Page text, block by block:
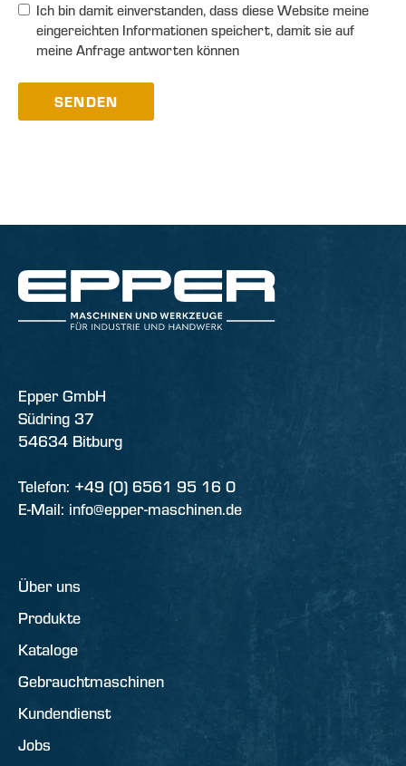
Ich bin damit einverstanden, dass diese Website meine
eingereichten Informationen speichert, damit sie auf
meine Anfrage antworten können
SENDEN
Epper GmbH
Südring 37
54634 Bitburg
Telefon: +49 (0) 6561 95 16 0
E-Mail: info@epper-maschinen.de
Über uns
Produkte
Kataloge
Gebrauchtmaschinen
Kundendienst
Jobs